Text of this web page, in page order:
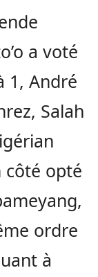
a voté
1, André
Salah
côté opté
ordre
à